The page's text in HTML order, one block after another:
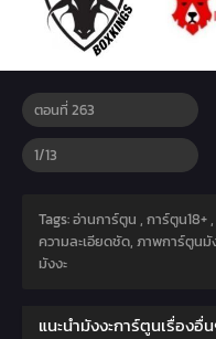
Tags: อ่านการ์ตูน , การ์ตูน
ความละเอียดชัด, ภาพการ์ตูนมั
มังงะ
แนะนำมังงะการ์ตูนเรื่องอื่